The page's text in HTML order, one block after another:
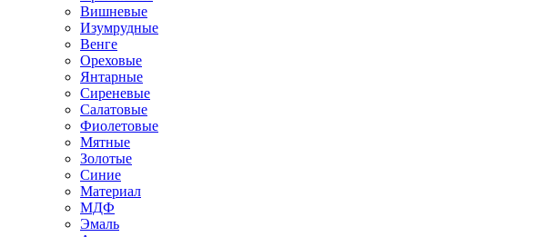
Вишневые
Изумрудные
Венге
Ореховые
Янтарные
Сиреневые
Салатовые
Фиолетовые
Мятные
Золотые
Синие
Материал
МДФ
Эмаль